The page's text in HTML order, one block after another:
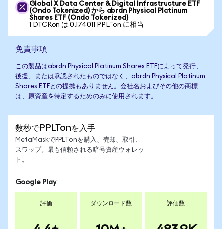
Global X Data Center & Digital Infrastructure ETF
(Ondo Tokenized) から abrdn Physical Platinum
Shares ETF (Ondo Tokenized)
1 DTCRon は 0.174011 PPLTon に相当
免責事項
この製品はabrdn Physical Platinum Shares ETFによって発行、
後援、または承認されたものではなく、abrdn Physical Platinum
Shares ETFとの提携もありません。会社名およびその他の商標
は、原資産を特定するためのみに使用されます。
数秒でPPLTonを入手
MetaMaskでPPLTonを購入、売却、取引、
スワップ。最も信頼される暗号資産ウォレッ
ト。
Google Play
評価 ダウンロード数 評価数